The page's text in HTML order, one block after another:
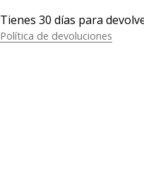
Tienes 30 días para
Política de devoluciones